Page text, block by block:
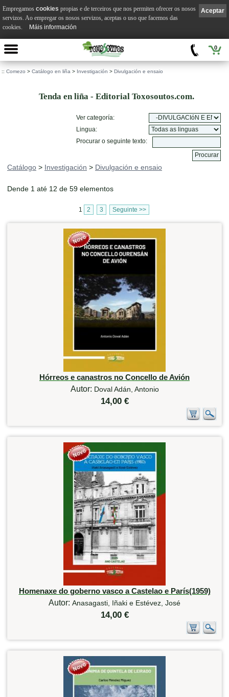
0
:: Comezo > Catálogo en liña > Investigación > Divulgación e ensaio
Tenda en liña - Editorial Toxosoutos.com.
Ver categoría:
Lingua:
Procurar o seguinte texto:
Catálogo > Investigación > Divulgación e ensaio
Dende 1 até 12 de 59 elementos
1 2 3 Seguinte >>
Hórreos e canastros no Concello de Avión
Autor: Doval Adán, Antonio
14,00 €
Homenaxe do goberno vasco a Castelao e París(1959)
Autor: Anasagasti, Iñaki e Estévez, José
14,00 €
Aceptar
Empregamos cookies propias e de terceiros que nos permiten ofrecer os nosos
servizos. Ao empregar os nosos servizos, aceptas o uso que facemos das
cookies.
Máis información